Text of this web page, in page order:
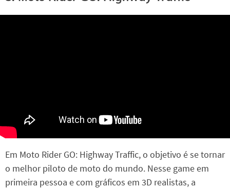
Em Moto Rider GO: Highway Traffic, o objetivo é se tornar
o melhor piloto de moto do mundo. Nesse game em
primeira pessoa e com gráficos em 3D realistas, a